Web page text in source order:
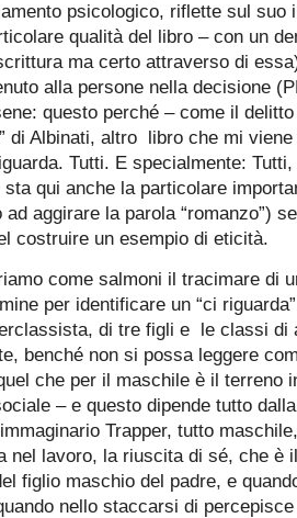
psicologico, riflette sul suo
qualità del libro – con un
ma certo attraverso di
alla persone nella decisione
questo perché – come il
di Albinati, altro
libro che mi
Tutti. E specialmente:
sta qui anche la particolare
ad aggirare la parola “romanzo”)
costruire un esempio di eticità.
come salmoni il tracimare di
per identificare un “ci
di tre figli e le classi di
benché non si possa leggere
che per il maschile è il terreno
– e questo dipende tutto
Trapper, tutto
nel lavoro, la riuscita di sé, che è
figlio maschio del padre, e
nello staccarsi di